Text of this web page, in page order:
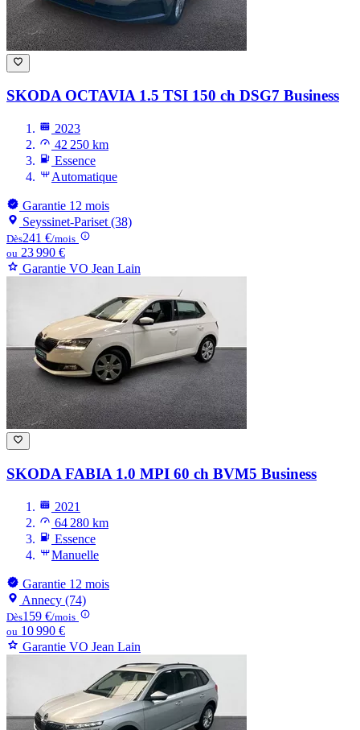
SKODA OCTAVIA 1.5 TSI 150 ch DSG7 Business
2023
42 250 km
Essence
Automatique
Garantie 12 mois
Seyssinet-Pariset (38)
Dès241 €/mois
ou 23 990 €
Garantie VO Jean Lain
SKODA FABIA 1.0 MPI 60 ch BVM5 Business
2021
64 280 km
Essence
Manuelle
Garantie 12 mois
Annecy (74)
Dès159 €/mois
ou 10 990 €
Garantie VO Jean Lain